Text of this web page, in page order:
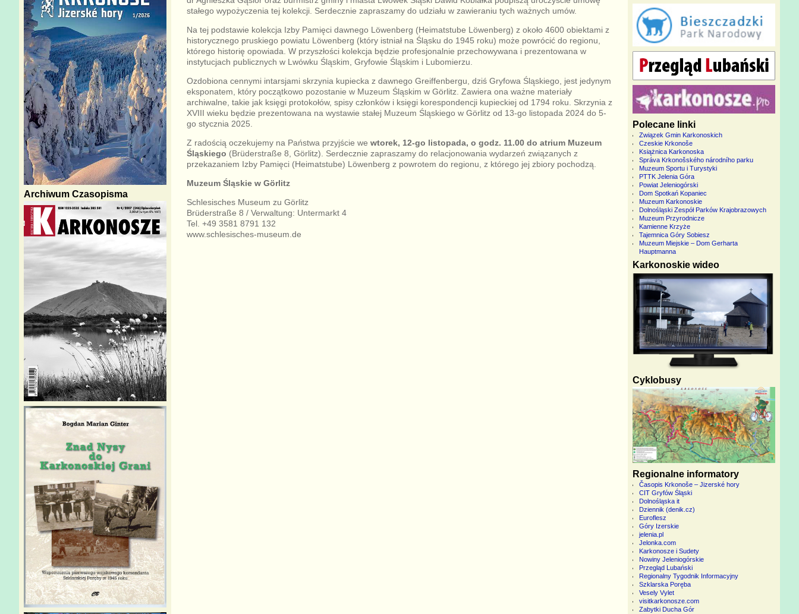
stałego wypożyczenia tej kolekcji. Serdecznie zapraszamy do udziału w zawieraniu tych ważnych umów.
Na tej podstawie kolekcja Izby Pamięci dawnego Löwenberg (Heimatstube Löwenberg) z około 4600 obiektami z
historycznego pruskiego powiatu Löwenberg (który istniał na Śląsku do 1945 roku) może powrócić do regionu,
którego historię opowiada. W przyszłości kolekcja będzie profesjonalnie przechowywana i prezentowana w
instytucjach publicznych w Lwówku Śląskim, Gryfowie Śląskim i Lubomierzu.
Ozdobiona cennymi intarsjami skrzynia kupiecka z dawnego Greiffenbergu, dziś Gryfowa Śląskiego, jest jedynym
eksponatem, który początkowo pozostanie w Muzeum Śląskim w Görlitz. Zawiera ona ważne materiały
archiwalne, takie jak księgi protokołów, spisy członków i księgi korespondencji kupieckiej od 1794 roku. Skrzynia z
XVIII wieku będzie prezentowana na wystawie stałej Muzeum Śląskiego w Görlitz od 13-go listopada 2024 do 5-
go stycznia 2025.
Z radością oczekujemy na Państwa przyjście we wtorek, 12-go listopada, o godz. 11.00 do atrium Muzeum
Śląskiego (Brüderstraße 8, Görlitz). Serdecznie zapraszamy do relacjonowania wydarzeń związanych z
przekazaniem Izby Pamięci (Heimatstube) Löwenberg z powrotem do regionu, z którego jej zbiory pochodzą.
Muzeum Śląskie w Görlitz
Schlesisches Museum zu Görlitz
Brüderstraße 8 / Verwaltung: Untermarkt 4
Tel. +49 3581 8791 132
www.schlesisches-museum.de
Archiwum Czasopisma
Polecane linki
Związek Gmin Karkonoskich
Czeskie Krkonoše
Książnica Karkonoska
Správa Krkonošského národního parku
Muzeum Sportu i Turystyki
PTTK Jelenia Góra
Powiat Jeleniogórski
Dom Spotkań Kopaniec
Muzeum Karkonoskie
Dolnośląski Zespół Parków Krajobrazowych
Muzeum Przyrodnicze
Kamienne Krzyże
Tajemnica Góry Sobiesz
Muzeum Miejskie – Dom Gerharta
Hauptmanna
Karkonoskie wideo
Cyklobusy
Regionalne informatory
Časopis Krkonoše – Jizerské hory
CIT Gryfów Śląski
Dolnośląska it
Dziennik (denik.cz)
Euroflesz
Góry Izerskie
jelenia.pl
Jelonka.com
Karkonosze i Sudety
Nowiny Jeleniogórskie
Przegląd Lubański
Regionalny Tygodnik Informacyjny
Szklarska Poręba
Vesely Vylet
visitkarkonosze.com
Zabytki Ducha Gór